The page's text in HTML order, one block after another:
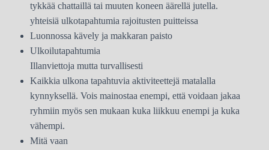
tykkää chattaillä tai muuten koneen äärellä jutella.
yhteisiä ulkotapahtumia rajoitusten puitteissa
Luonnossa kävely ja makkaran paisto
Ulkoilutapahtumia
Illanviettoja mutta turvallisesti
Kaikkia ulkona tapahtuvia aktiviteettejä matalalla
kynnyksellä. Vois mainostaa enempi, että voidaan jakaa
ryhmiin myös sen mukaan kuka liikkuu enempi ja kuka
vähempi.
Mitä vaan